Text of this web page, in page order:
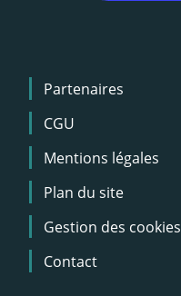
Menu
Pied
de
page
Partenaires
CGU
Mentions légales
Plan du site
Gestion des cookies
Contact